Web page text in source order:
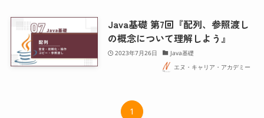
Java基礎 第7回『配列、参照渡し
の概念について理解しよう』
2023年7月26日
Java基礎
エヌ・キャリア・アカデミー
1